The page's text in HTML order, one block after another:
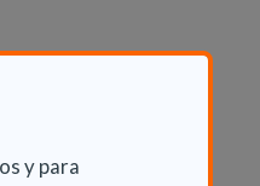
y para